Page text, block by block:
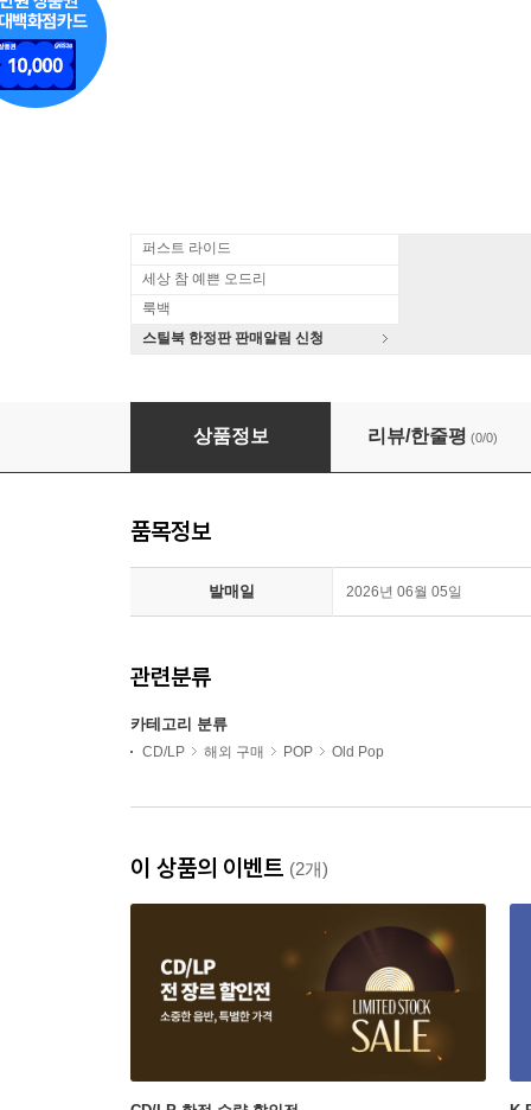
퍼스트 라이드
세상 참 예쁜 오드리
룩백
스틸북 한정판 판매알림 신청
Barry Manilow - What A Time (Jewel Case
상품정보 리뷰/한줄평 (0/0)
품목정보
발매일 2026년 06월 05일
관련분류
카테고리 분류
CD/LP 해외 구매 POP Old Pop
이 상품의 이벤트 (2개)